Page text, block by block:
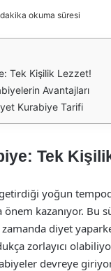
okuma süresi
Tek Kişilik Lezzet!
Avantajları
Kurabiye Tarifi
Tek
yoğun
kazanıyor. Bu
zamanda diyet
zorlayıcı
devreye